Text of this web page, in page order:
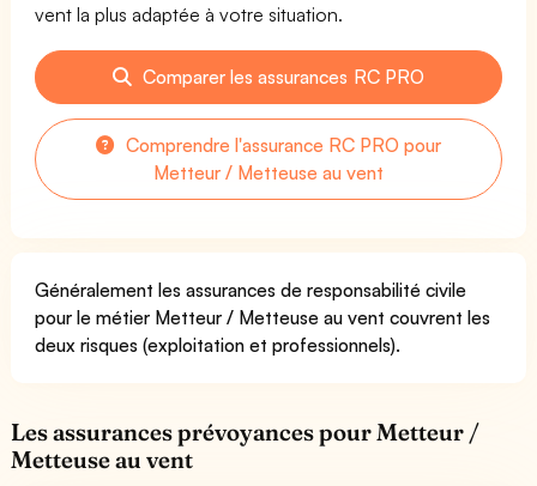
vent la plus adaptée à votre situation.
Comparer les assurances RC PRO
Comprendre l'assurance RC PRO pour
Metteur / Metteuse au vent
Généralement les assurances de responsabilité civile
pour le métier Metteur / Metteuse au vent couvrent les
deux risques (exploitation et professionnels).
Les assurances prévoyances pour Metteur /
Metteuse au vent